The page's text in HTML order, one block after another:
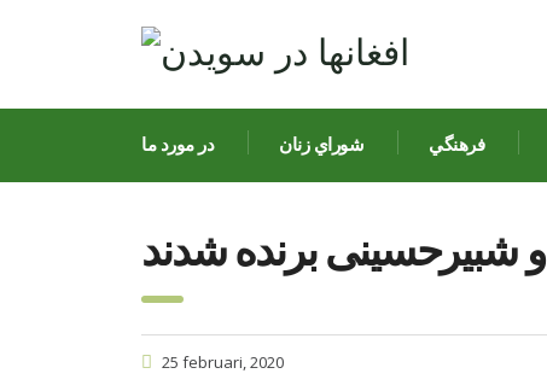
در مورد ما شوراي زنان فرهنگي
شبیرحسینی برنده شدند
25 februari, 2020